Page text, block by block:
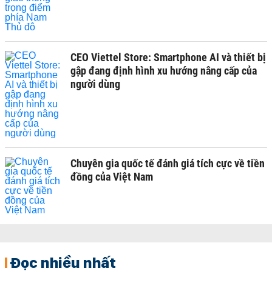
CEO Viettel Store: Smartphone AI và thiết bị
gập đang định hình xu hướng nâng cấp của
người dùng
Chuyên gia quốc tế đánh giá tích cực về tiền
đồng của Việt Nam
Đọc nhiều nhất